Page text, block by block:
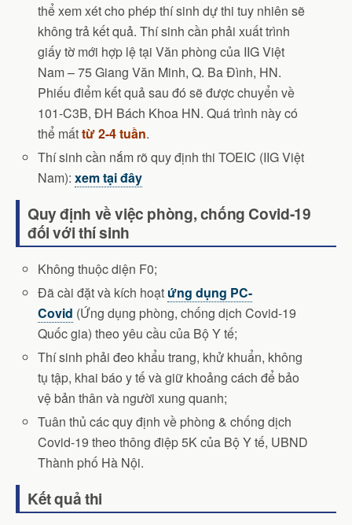
thể xem xét cho phép thí sinh dự thi tuy nhiên sẽ
không trả kết quả. Thí sinh cần phải xuất trình
giấy tờ mới hợp lệ tại Văn phòng của IIG Việt
Nam – 75 Giang Văn Minh, Q. Ba Đình, HN.
Phiếu điểm kết quả sau đó sẽ được chuyển về
101-C3B, ĐH Bách Khoa HN. Quá trình này có
thể mấttừ 2-4 tuần.
Thí sinh cần nắm rõ quy định thi TOEIC (IIG Việt
Nam):xem tại đây
Quy định về việc phòng, chống Covid-19
đối với thí sinh
Không thuộc diện F0;
Đã cài đặt và kích hoạt ứng dụng PC-
Covid (Ứng dụng phòng, chống dịch Covid-19
Quốc gia) theo yêu cầu của Bộ Y tế;
Thí sinh phải đeo khẩu trang, khử khuẩn, không
tụ tập, khai báo y tế và giữ khoảng cách để bảo
vệ bản thân và người xung quanh;
Tuân thủ các quy định về phòng & chống dịch
Covid-19 theo thông điệp 5K của Bộ Y tế, UBND
Thành phố Hà Nội.
Kết quả thi